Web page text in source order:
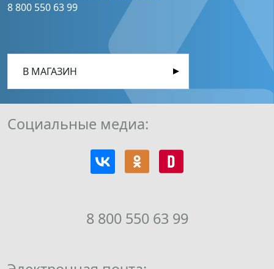
8 800 550 63 99
В МАГАЗИН
8 800 550 63 99
Социальные медиа: